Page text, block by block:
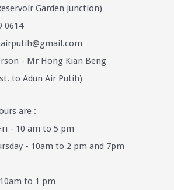
Garden junction)
0614
- Mr Hong Kian Beng
to Adun Air Putih)
are :
- 10 am to 5 pm
- 10am to 2 pm and 7pm
to 1 pm